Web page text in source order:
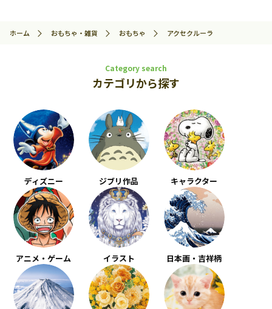
ホーム おもちゃ・雑貨 おもちゃ アクセクルーラ
Category search
カテゴリから探す
ディズニー ジブリ作品 キャラクター
アニメ・ゲーム イラスト 日本画・吉祥柄